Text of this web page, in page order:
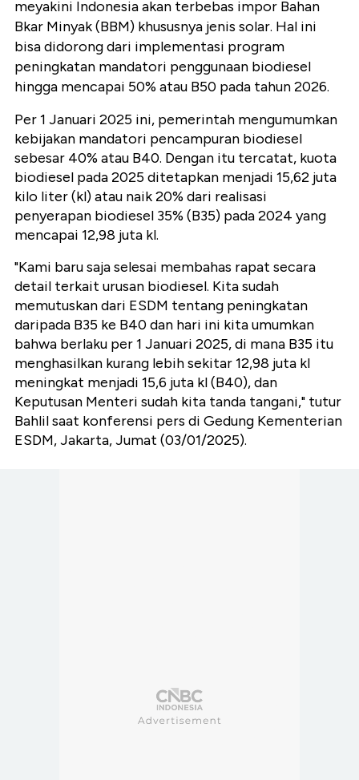
meyakini Indonesia akan terbebas impor Bahan
Bkar Minyak (BBM) khususnya jenis solar. Hal ini
bisa didorong dari implementasi program
peningkatan mandatori penggunaan biodiesel
hingga mencapai 50% atau B50 pada tahun 2026.
Per 1 Januari 2025 ini, pemerintah mengumumkan
kebijakan mandatori pencampuran biodiesel
sebesar 40% atau B40. Dengan itu tercatat, kuota
biodiesel pada 2025 ditetapkan menjadi 15,62 juta
kilo liter (kl) atau naik 20% dari realisasi
penyerapan biodiesel 35% (B35) pada 2024 yang
mencapai 12,98 juta kl.
"Kami baru saja selesai membahas rapat secara
detail terkait urusan biodiesel. Kita sudah
memutuskan dari ESDM tentang peningkatan
daripada B35 ke B40 dan hari ini kita umumkan
bahwa berlaku per 1 Januari 2025, di mana B35 itu
menghasilkan kurang lebih sekitar 12,98 juta kl
meningkat menjadi 15,6 juta kl (B40), dan
Keputusan Menteri sudah kita tanda tangani," tutur
Bahlil saat konferensi pers di Gedung Kementerian
ESDM, Jakarta, Jumat (03/01/2025).